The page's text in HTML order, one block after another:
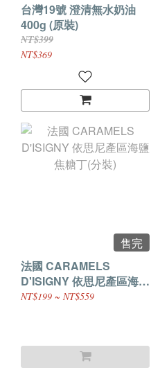
台灣19號 澄清無水奶油
400g (原裝)
NT$399
NT$369
售完
法國 CARAMELS
D'ISIGNY 依思尼產區海鹽
焦糖丁(分裝)
NT$199 ~ NT$559